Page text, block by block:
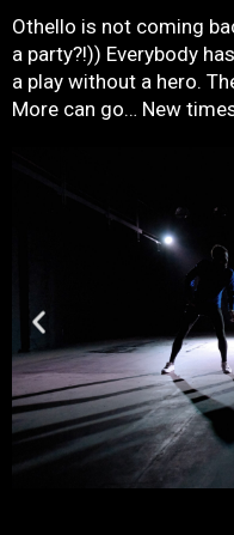
Othello is not coming
a party?!)) Everybody
a play without a hero.
More can go… New